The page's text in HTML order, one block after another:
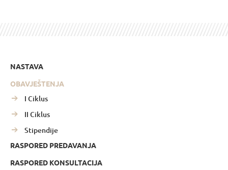
NASTAVA
OBAVJEŠTENJA
I Ciklus
II Ciklus
Stipendije
RASPORED PREDAVANJA
RASPORED KONSULTACIJA